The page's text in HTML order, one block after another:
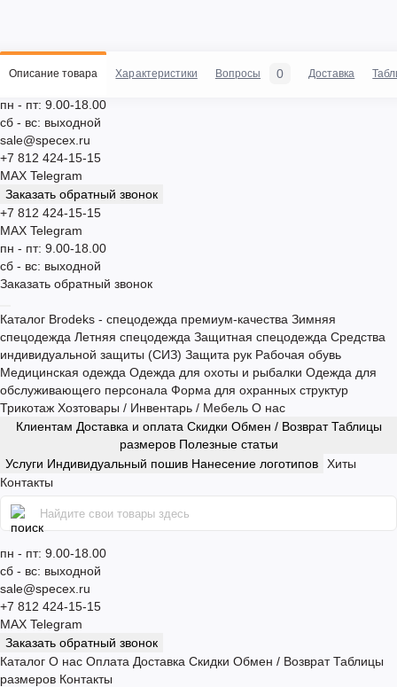
пн - пт: 9.00-18.00
сб - вс: выходной
sale@specex.ru
+7 812 424-15-15
MAX Telegram
Заказать обратный звонок
+7 812 424-15-15
MAX Telegram
пн - пт: 9.00-18.00
сб - вс: выходной
Заказать обратный звонок
Каталог Brodeks - спецодежда премиум-качества Зимняя
спецодежда Летняя спецодежда Защитная спецодежда Средства
индивидуальной защиты (СИЗ) Защита рук Рабочая обувь
Медицинская одежда Одежда для охоты и рыбалки Одежда для
обслуживающего персонала Форма для охранных структур
Трикотаж Хозтовары / Инвентарь / Мебель О нас
Клиентам Доставка и оплата Скидки Обмен / ВозвратТаблицы
размеров Полезные статьи
Услуги Индивидуальный пошив Нанесение логотипов
Хиты
Контакты
пн - пт: 9.00-18.00
сб - вс: выходной
sale@specex.ru
+7 812 424-15-15
MAX Telegram
Заказать обратный звонок
Каталог О нас Оплата Доставка Скидки Обмен / Возврат Таблицы
размеров Контакты
Описание товара Характеристики Вопросы 0 Доставка